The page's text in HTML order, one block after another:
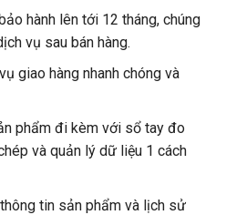
hành lên tới 12 tháng, chúng
vụ sau bán hàng.
giao hàng nhanh chóng và
phẩm đi kèm với sổ tay đo
và quản lý dữ liệu 1 cách
tin sản phẩm và lịch sử